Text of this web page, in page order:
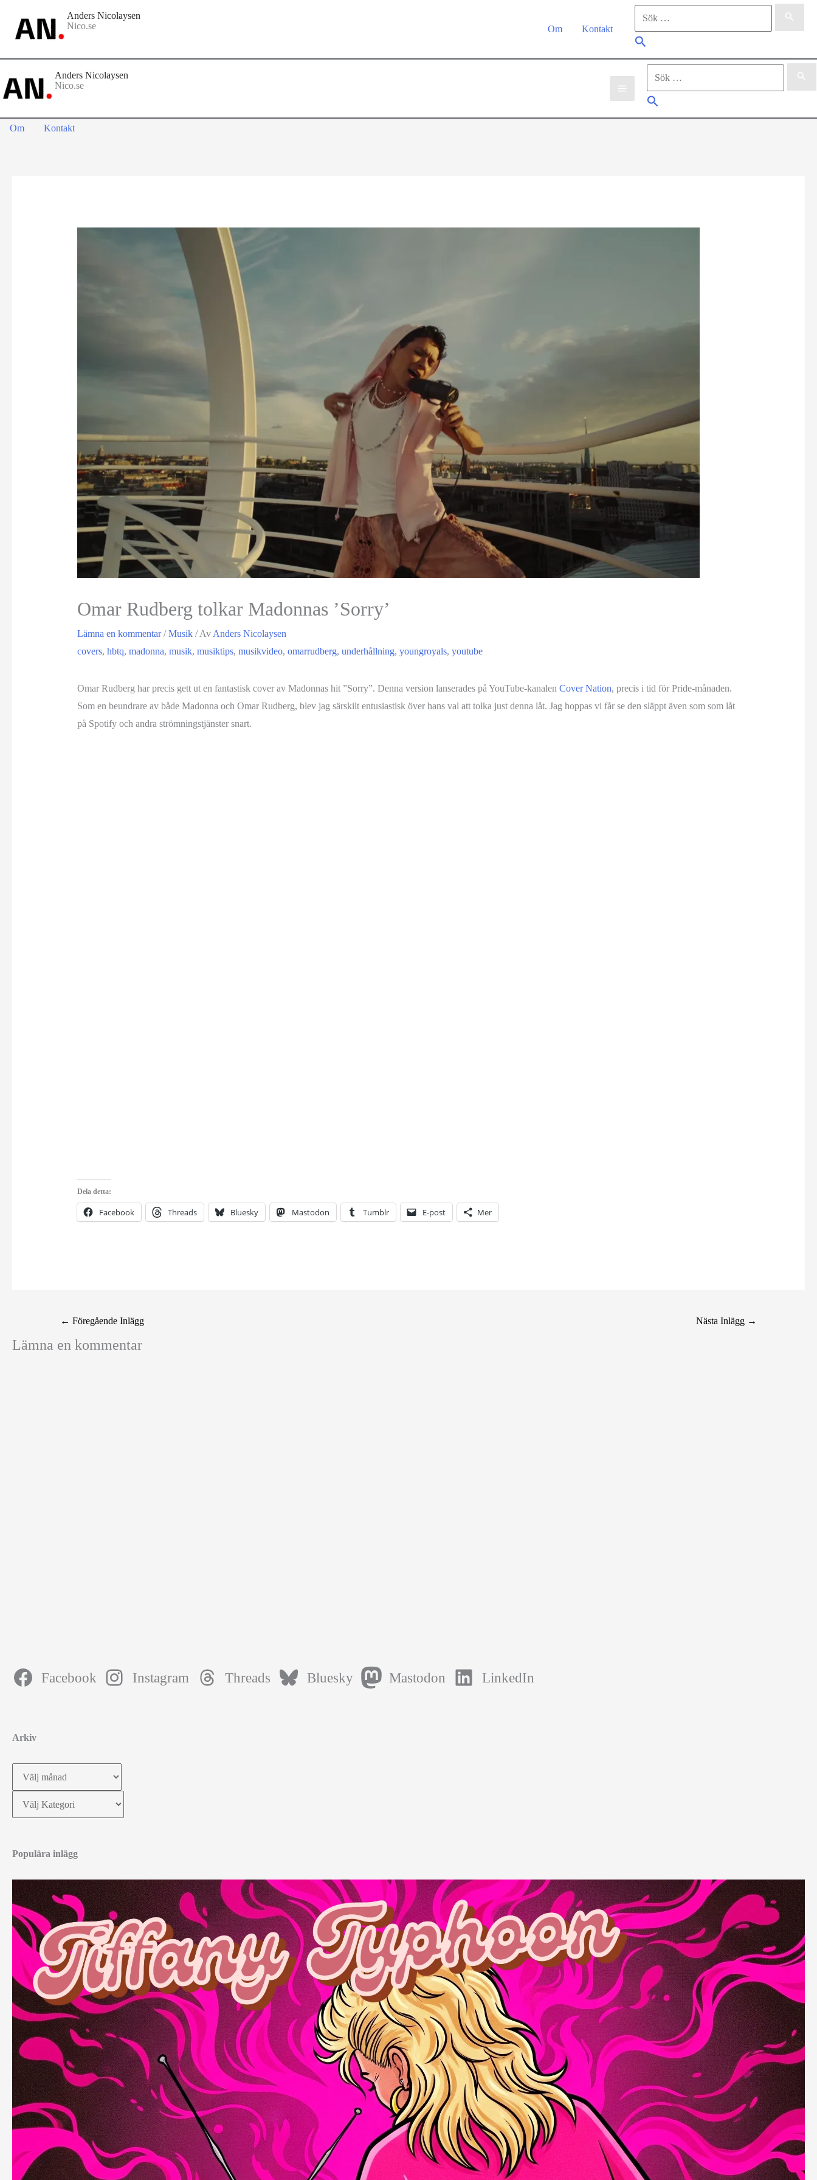
Anders Nicolaysen
Nico.se
Om Kontakt
efter:
Sök
Anders Nicolaysen
Nico.se
efter:
Sök
Om Kontakt
Omar Rudberg tolkar Madonnas ’Sorry’
Lämna en kommentar /Musik/ Av Anders Nicolaysen
covers, hbtq, madonna, musik, musiktips, musikvideo, omarrudberg, underhållning, youngroyals, youtube
Omar Rudberg har precis gett ut en fantastisk cover av Madonnas hit ”Sorry”. Denna version lanserades på YouTube-kanalen Cover Nation, precis i tid för Pride-månaden.
Som en beundrare av både Madonna och Omar Rudberg, blev jag särskilt entusiastisk över hans val att tolka just denna låt. Jag hoppas vi får se den släppt även som som låt
på Spotify och andra strömningstjänster snart.
Dela detta:
Facebook Threads Bluesky Mastodon Tumblr E-post Mer
← Föregående Inlägg Nästa Inlägg →
Lämna en kommentar
Facebook Instagram Threads Bluesky Mastodon LinkedIn
Arkiv
Arkiv
Kategorier
Populära inlägg